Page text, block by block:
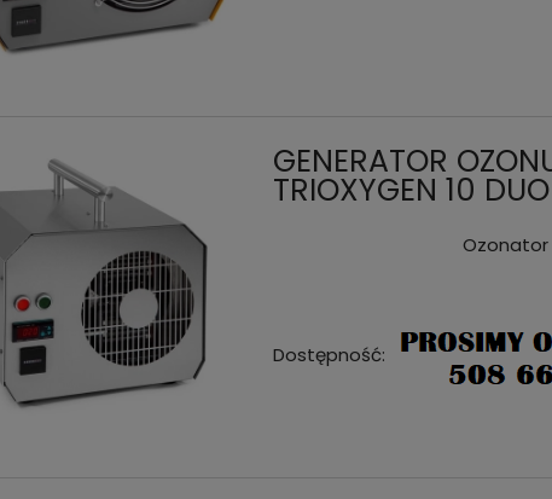
GENERATOR
TRIOXYGEN 10
Ozonator
Dostępność: